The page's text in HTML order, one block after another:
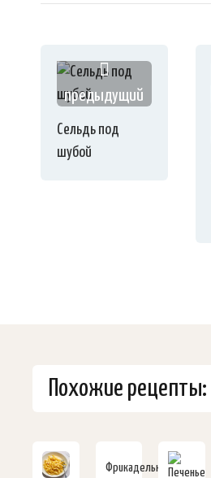
предыдущий
Сельдь под
шубой
Похожие рецепты:
Фрикадельки